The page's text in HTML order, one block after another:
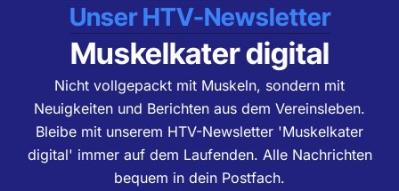
Unser HTV-Newsletter
Muskelkater digital
Nicht vollgepackt mit Muskeln, sondern mit
Neuigkeiten und Berichten aus dem Vereinsleben.
Bleibe mit unserem HTV-Newsletter 'Muskelkater
digital' immer auf dem Laufenden. Alle Nachrichten
bequem in dein Postfach.